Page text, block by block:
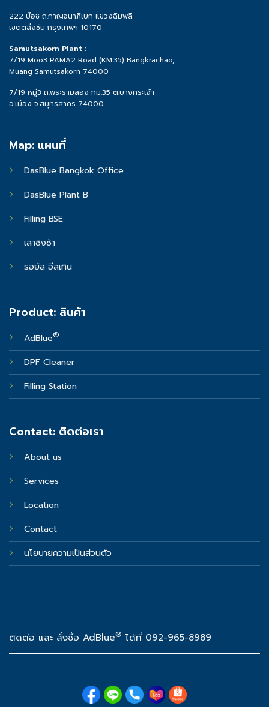
222 บ๊อช ถ.กาญจนาภิเษก แขวงฉิมพลี
เขตตลิ่งชัน กรุงเทพฯ 10170
Samutsakorn Plant :
7/19 Moo3 RAMA2 Road (KM.35) Bangkrachao,
Muang Samutsakorn 74000
7/19 หมู่3 ถ.พระรามสอง กม.35 ต.บางกระเจ้า
อ.เมือง จ.สมุทรสาคร 74000
Map: แผนที่
DasBlue Bangkok Office
DasBlue Plant B
Filling BSE
เสาชิงช้า
รอยัล อีสเทิน
Product: สินค้า
AdBlue®
DPF Cleaner
Filling Station
Contact: ติดต่อเรา
About us
Services
Location
Contact
นโยบายความเป็นส่วนตัว
ติดต่อ และ สั่งซื้อ AdBlue® ได้ที่ 092-965-8989